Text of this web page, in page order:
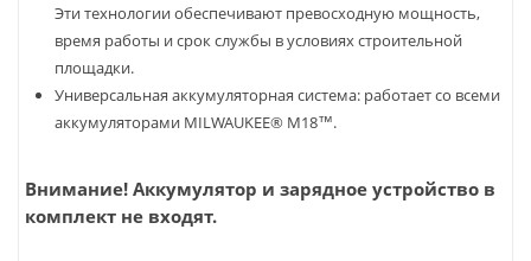
Эти технологии обеспечивают превосходную мощность,
время работы и срок службы в условиях строительной
площадки.
Универсальная аккумуляторная система: работает со всеми
аккумуляторами MILWAUKEE® M18™.
Внимание! Аккумулятор и зарядное устройство в
комплект не входят.